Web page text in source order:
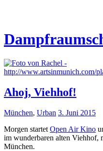
Ahoj, Viehhof!
München, Urban 3. Juni 2015
Morgen startet Open Air Kino
im wunderbaren alten Viehhof,
München.